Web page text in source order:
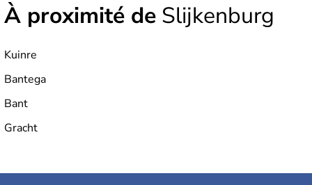
À proximité de Slijkenburg
Kuinre
Bantega
Bant
Gracht